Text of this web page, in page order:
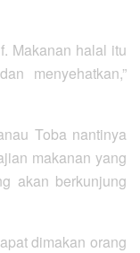
Makanan halal itu
menyehatkan,”
Toba nantinya
makanan yang
akan berkunjung
dimakan orang